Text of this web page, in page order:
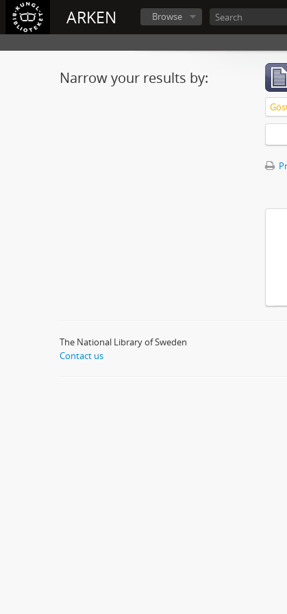
ARKEN Browse
Narrow your results by:
The National Library of Sweden
Contact us